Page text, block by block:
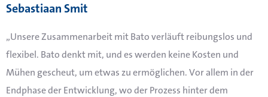
Sebastiaan Smit
„Unsere Zusammenarbeit mit Bato verläuft reibungslos und
flexibel. Bato denkt mit, und es werden keine Kosten und
Mühen gescheut, um etwas zu ermöglichen. Vor allem in der
Endphase der Entwicklung, wo der Prozess hinter dem